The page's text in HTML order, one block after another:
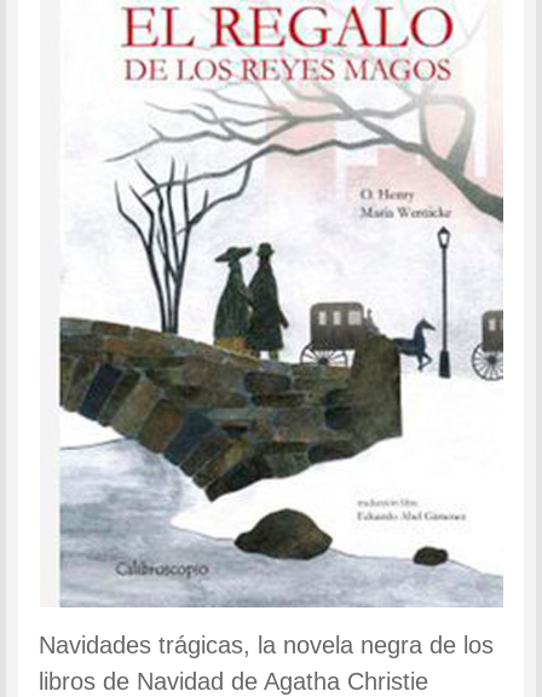
Navidades trágicas, la novela negra de los
libros de Navidad de Agatha Christie